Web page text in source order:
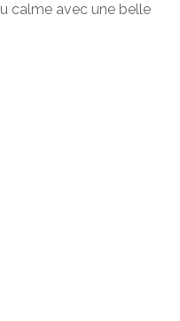
calme avec une belle